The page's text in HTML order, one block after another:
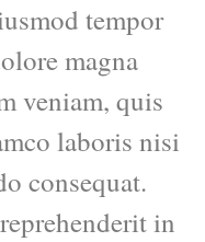
tempor
magna
veniam, quis
laboris nisi
consequat.
in